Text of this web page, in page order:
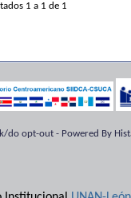
1 a 1 de 1
do opt-out - Powered By